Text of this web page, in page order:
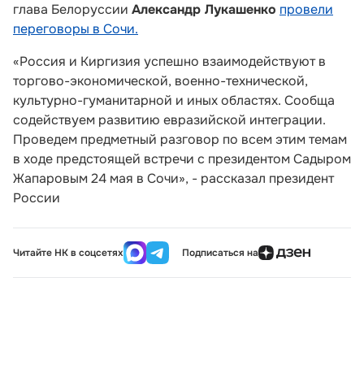
глава Белоруссии Александр Лукашенко провели
переговоры в Сочи.
«Россия и Киргизия успешно взаимодействуют в
торгово-экономической, военно-технической,
культурно-гуманитарной и иных областях. Сообща
содействуем развитию евразийской интеграции.
Проведем предметный разговор по всем этим темам
в ходе предстоящей встречи с президентом Садыром
Жапаровым 24 мая в Сочи», - рассказал президент
России
Читайте НК в соцсетях Подписаться на